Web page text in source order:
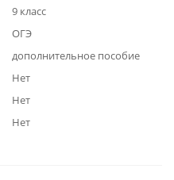
9 класс
ОГЭ
дополнительное пособие
Нет
Нет
Нет